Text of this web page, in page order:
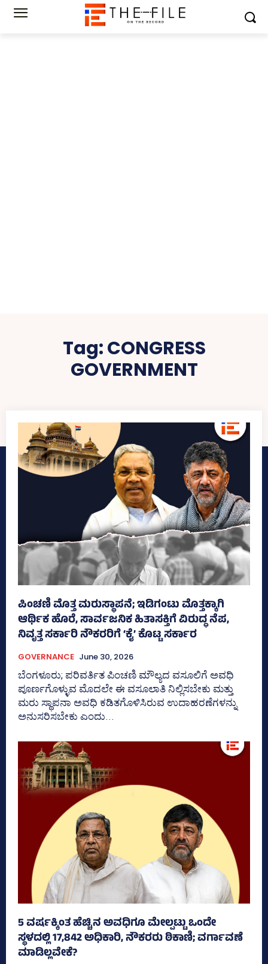
Tag:CONGRESS
GOVERNMENT
ಪಿಂಚಣಿ ಮೊತ್ತ ಮರುಸ್ಥಾಪನೆ; ಇಡಿಗಂಟು ಮೊತ್ತಕ್ಕಾಗಿ
ಆರ್ಥಿಕ ಹೊರೆ, ಸಾರ್ವಜನಿಕ ಹಿತಾಸಕ್ತಿಗೆ ವಿರುದ್ಧ ನೆಪ,
ನಿವೃತ್ತ ಸರ್ಕಾರಿ ನೌಕರರಿಗೆ ‘ಕೈ’ ಕೊಟ್ಟ ಸರ್ಕಾರ
GOVERNANCE June 30, 2026
ಬೆಂಗಳೂರು; ಪರಿವರ್ತಿತ ಪಿಂಚಣಿ ಮೌಲ್ಯದ ವಸೂಲಿಗೆ ಅವಧಿ
ಪೂರ್ಣಗೊಳ್ಳುವ ಮೊದಲೇ ಈ ವಸೂಲಾತಿ ನಿಲ್ಲಿಸಬೇಕು ಮತ್ತು
ಮರು ಸ್ಥಾಪನಾ ಅವಧಿ ಕಡಿತಗೊಳಿಸಿರುವ ಉದಾಹರಣೆಗಳನ್ನು
ಅನುಸರಿಸಬೇಕು ಎಂದು...
5 ವರ್ಷಕ್ಕಿಂತ ಹೆಚ್ಚಿನ ಅವಧಿಗೂ ಮೇಲ್ಪಟ್ಟು ಒಂದೇ
ಸ್ಥಳದಲ್ಲಿ 17,842 ಅಧಿಕಾರಿ, ನೌಕರರು ಠಿಕಾಣಿ; ವರ್ಗಾವಣೆ
ಮಾಡಿಲ್ಲವೇಕೆ?